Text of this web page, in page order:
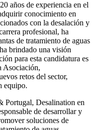
años de experiencia en el
conocimiento en
con la desalación y
profesional, ha
de tratamiento de aguas
brindado una visión
para esta candidatura es
Asociación,
retos del sector,
equipo.
Portugal, Desalination en
de desarrollar y
soluciones de